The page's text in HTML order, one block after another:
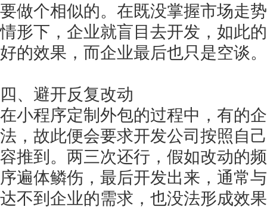
要做个相似的。在既没掌握市场走
情形下，企业就盲目去开发，如此
好的效果，而企业最后也只是空谈。
四、避开反复改动
在小程序定制外包的过程中，有的
法，故此便会要求开发公司按照自
容推到。两三次还行，假如改动的
序遍体鳞伤，最后开发出来，通常
达不到企业的需求，也没法形成效